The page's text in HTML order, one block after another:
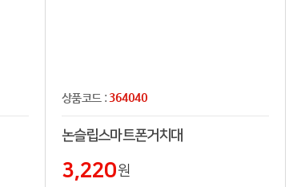
상품코드 : 364040
논슬립스마트폰거치대
3,220원